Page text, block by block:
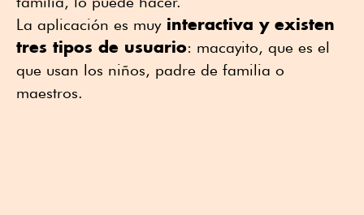
La aplicación es muyinteractiva y existen
tres tipos de usuario: macayito, que es el
que usan los niños, padre de familia o
maestros.